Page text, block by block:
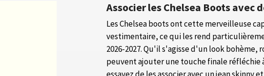
Associer les Chelsea Boots avec
Les Chelsea boots ont cette merveilleuse
vestimentaire, ce qui les rend
2026-2027. Qu'il s'agisse d'un look
peuvent ajouter une touche finale réfléchie